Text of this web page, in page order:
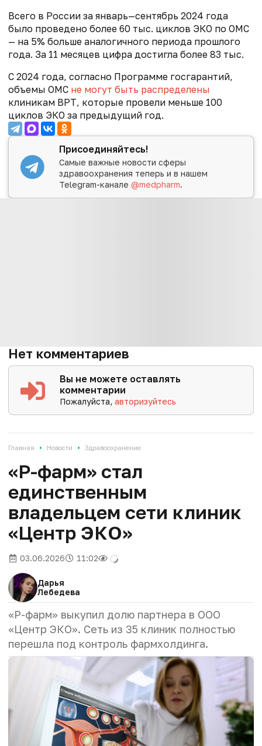
Всего в России за январь—сентябрь 2024 года
было проведено более 60 тыс. циклов ЭКО по ОМС
— на 5% больше аналогичного периода прошлого
года. За 11 месяцев цифра достигла более 83 тыс.
С 2024 года, согласно Программе госгарантий,
объемы ОМС не могут быть распределены
клиникам ВРТ, которые провели меньше 100
циклов ЭКО за предыдущий год.
Присоединяйтесь!
Самые важные новости сферы
здравоохранения теперь и в нашем
Telegram-канале@medpharm.
Нет комментариев
Вы не можете оставлять
комментарии
Пожалуйста,авторизуйтесь
Главная • Новости • Здравоохранение
«Р-фарм» стал
единственным
владельцем сети клиник
«Центр ЭКО»
03.06.2026 11:02
Дарья
Лебедева
«Р-фарм» выкупил долю партнера в ООО
«Центр ЭКО». Сеть из 35 клиник полностью
перешла под контроль фармхолдинга.